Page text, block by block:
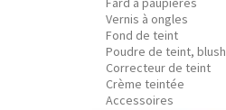
Vernis à ongles
Fond de teint
Poudre de teint, blush
Correcteur de teint
Crème teintée
Accessoires